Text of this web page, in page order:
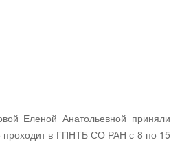
Еленой Анатольевной приняли
проходит в ГПНТБ СО РАН с 8 по 15